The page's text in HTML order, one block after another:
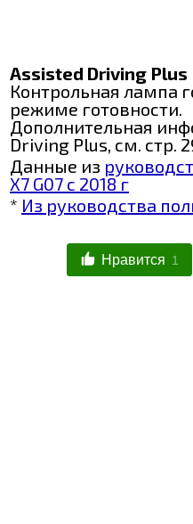
Assisted Driving Plus
Контрольная лампа
режиме готовности.
Дополнительная
Driving Plus, см. стр.
Данные из
X7 G07 с 2018 г
* Из руководства
Нравится 1